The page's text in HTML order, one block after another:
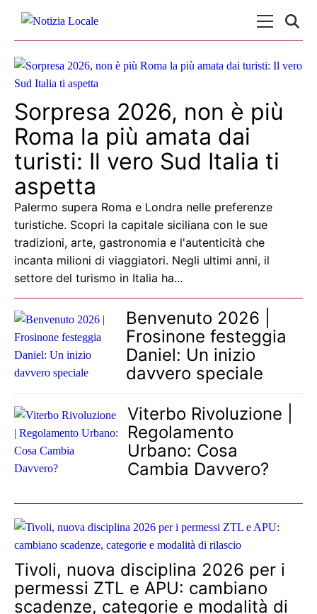
Tivoli, nuova disciplina 2026 per i
permessi ZTL e APU: cambiano
scadenze, categorie e modalità di
Sorpresa 2026, non è più
Roma la più amata dai
turisti: Il vero Sud Italia ti
aspetta
Palermo supera Roma e Londra nelle preferenze
turistiche. Scopri la capitale siciliana con le sue
tradizioni, arte, gastronomia e l'autenticità che
incanta milioni di viaggiatori. Negli ultimi anni, il
settore del turismo in Italia ha...
Benvenuto 2026 |
Frosinone festeggia
Daniel: Un inizio
davvero speciale
Viterbo Rivoluzione |
Regolamento
Urbano: Cosa
Cambia Davvero?